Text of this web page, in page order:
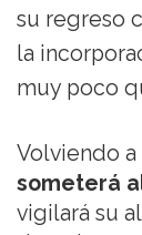
su regreso
la
muy poco
Volviendo a
someterá
vigilará su